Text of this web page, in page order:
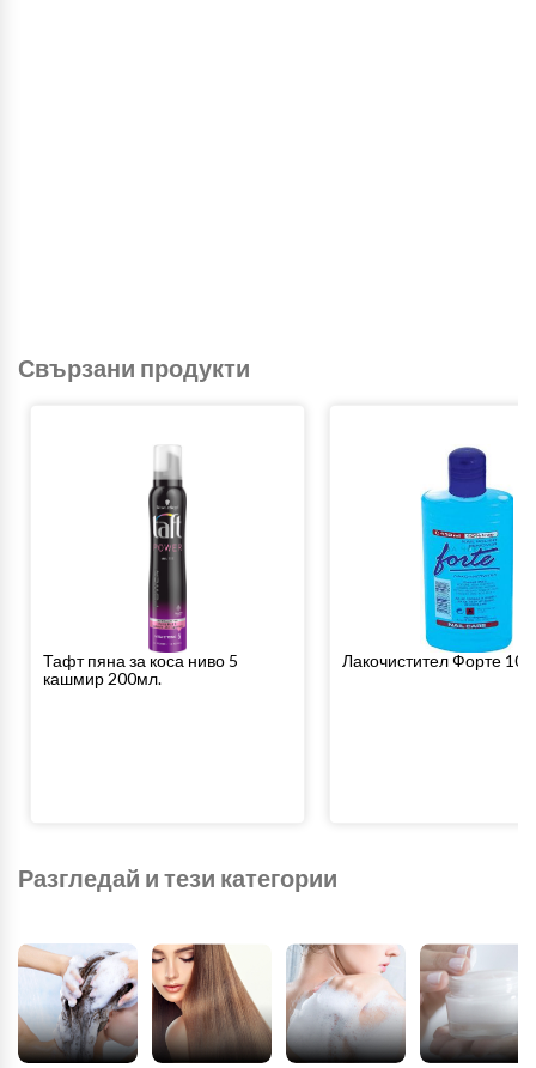
Свързани продукти
Тафт пяна за коса ниво 5
кашмир 200мл.
Лакочистител Форте
Разгледай и тези категории